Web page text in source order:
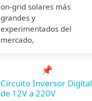
on-grid solares más
grandes y
experimentados del
mercado,
📌
Circuito Inversor Digital
de 12V a 220V